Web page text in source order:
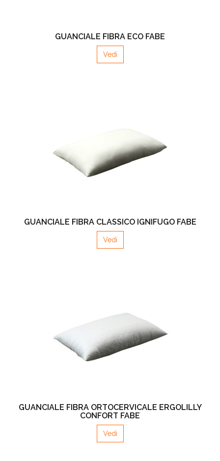
GUANCIALE FIBRA ECO FABE
Vedi
GUANCIALE FIBRA CLASSICO IGNIFUGO FABE
Vedi
GUANCIALE FIBRA ORTOCERVICALE ERGOLILLY
CONFORT FABE
Vedi